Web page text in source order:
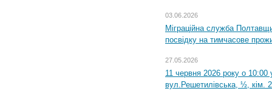
03.06.2026
Міграційна служба
посвідку на тимчасове
27.05.2026
11 червня 2026 року о 10:00
вул.Решетилівська, ½, кім.